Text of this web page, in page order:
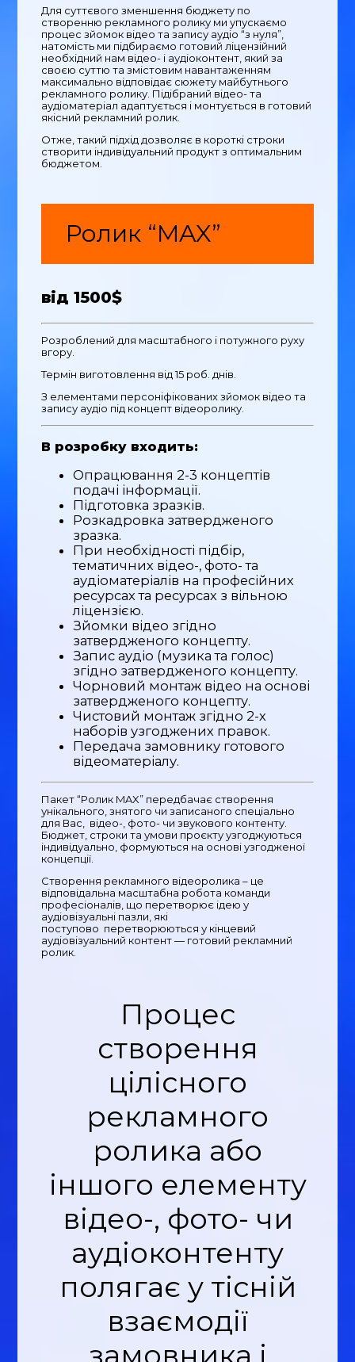
Для суттєвого зменшення бюджету по
створенню рекламного ролику ми упускаємо
процес зйомок відео та запису аудіо “з нуля”,
натомість ми підбираємо готовий ліцензійний
необхідний нам відео- і аудіоконтент, який за
своєю суттю та змістовим навантаженням
максимально відповідає сюжету майбутнього
рекламного ролику. Підібраний відео- та
аудіоматеріал адаптується і монтується в готовий
якісний рекламний ролик.
Отже, такий підхід дозволяє в короткі строки
створити індивідуальний продукт з оптимальним
бюджетом.
Ролик “MAX”
від 1500$
Розроблений для масштабного і потужного руху
вгору.
Термін виготовлення від 15 роб. днів.
З елементами персоніфікованих зйомок відео та
запису аудіо під концепт відеоролику.
В розробку входить:
Опрацювання 2-3 концептів
подачі інформації.
Підготовка зразків.
Розкадровка затвердженого
зразка.
При необхідності підбір,
тематичних відео-, фото- та
аудіоматеріалів на професійних
ресурсах та ресурсах з вільною
ліцензією.
Зйомки відео згідно
затвердженого концепту.
Запис аудіо (музика та голос)
згідно затвердженого концепту.
Чорновий монтаж відео на основі
затвердженого концепту.
Чистовий монтаж згідно 2-х
наборів узгоджених правок.
Передача замовнику готового
відеоматеріалу.
Пакет “Ролик MAX” передбачає створення
унікального, знятого чи записаного спеціально
для Вас, відео-, фото- чи звукового контенту.
Бюджет, строки та умови проєкту узгоджуються
індивідуально, формуються на основі узгодженої
концепції.
Створення рекламного відеоролика – це
відповідальна масштабна робота команди
професіоналів, що перетворює ідею у
аудіовізуальні пазли, які
поступово перетворюються у кінцевий
аудіовізуальний контент — готовий рекламний
ролик.
Процес
створення
цілісного
рекламного
ролика або
іншого елементу
відео-, фото- чи
аудіоконтенту
полягає у тісній
взаємодії